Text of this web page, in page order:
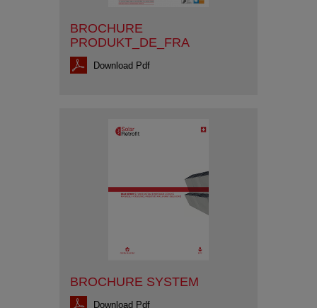
BROCHURE
PRODUKT_DE_FRA
Download Pdf
BROCHURE SYSTEM
Download Pdf